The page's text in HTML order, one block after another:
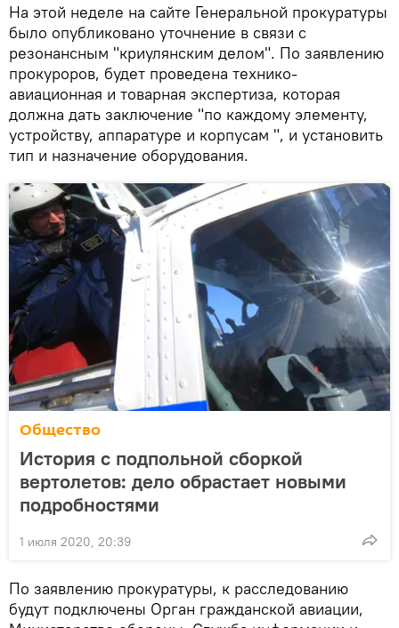
На этой неделе на сайте Генеральной прокуратуры
было опубликовано уточнение в связи с
резонансным "криулянским делом". По заявлению
прокуроров, будет проведена технико-
авиационная и товарная экспертиза, которая
должна дать заключение "по каждому элементу,
устройству, аппаратуре и корпусам ", и установить
тип и назначение оборудования.
Общество
История с подпольной сборкой
вертолетов: дело обрастает новыми
подробностями
1 июля 2020, 20:39
По заявлению прокуратуры, к расследованию
будут подключены Орган гражданской авиации,